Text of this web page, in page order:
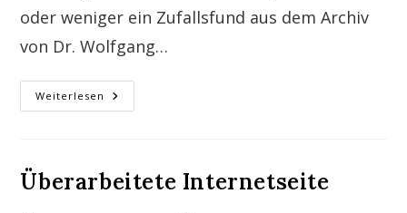
oder weniger ein Zufallsfund aus dem Archiv
von Dr. Wolfgang…
Weiterlesen Neuerscheinungen
Auf
Überarbeitete Internetseite